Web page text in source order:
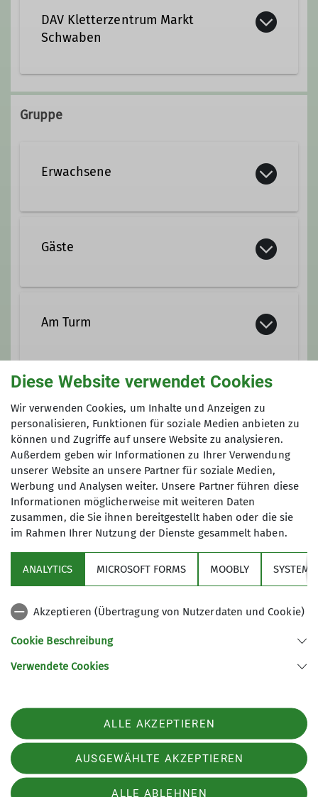
DAV Kletterzentrum Markt
Schwaben
Sägmühlenweg 45
Gruppe
Erwachsene
sicherer, sondern es macht auch mehr
Sommer finden Bergtouren,
Klettersteig- und Klettertouren sowie
anspruchsvoll statt. Im Winter sind
wir hauptsächlich auf Skitour und
Skihochtour unterwegs.
Details
Gäste
Mitglieder und Gäste sind herzlich
Am Turm
Details
Anmeldung bis
06.12.2025
Über den Verein
Service
Sektion Markt Schwaben des Deutschen Alpenvereins e.V.
Telefon +4981219891680
Datenschutz-Einstellungen
Datenschutz
Impressum
Diese Website verwendet Cookies
Wir verwenden Cookies, um Inhalte und Anzeigen zu
personalisieren, Funktionen für soziale Medien anbieten zu
können und Zugriffe auf unsere Website zu analysieren.
Außerdem geben wir Informationen zu Ihrer Verwendung
unserer Website an unsere Partner für soziale Medien,
Werbung und Analysen weiter. Unsere Partner führen diese
Informationen möglicherweise mit weiteren Daten
zusammen, die Sie ihnen bereitgestellt haben oder die sie
im Rahmen Ihrer Nutzung der Dienste gesammelt haben.
ANALYTICS MICROSOFT FORMS MOOBLY SYSTEM
Akzeptieren (Übertragung von Nutzerdaten und Cookie)
Cookie Beschreibung
Verwendete Cookies
ALLE AKZEPTIEREN
AUSGEWÄHLTE AKZEPTIEREN
ALLE ABLEHNEN